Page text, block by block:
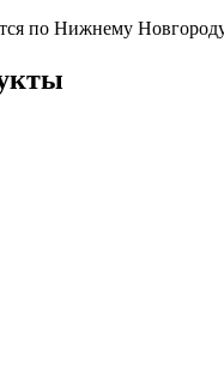
по Нижнему